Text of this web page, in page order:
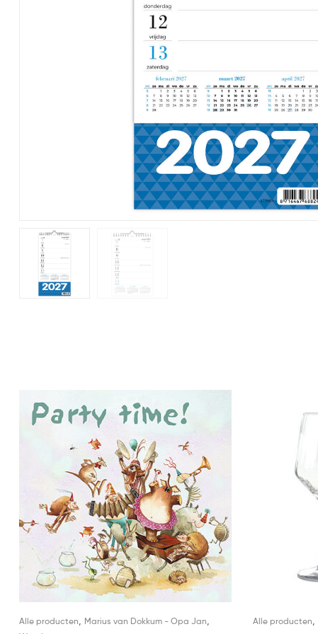
Alle producten, Marius van Dokkum - Opa Jan, Alle producten,